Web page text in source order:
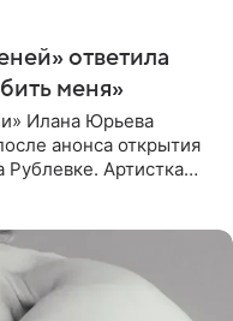
ответила
меня»
Илана Юрьева
анонса открытия
Рублевке. Артистка